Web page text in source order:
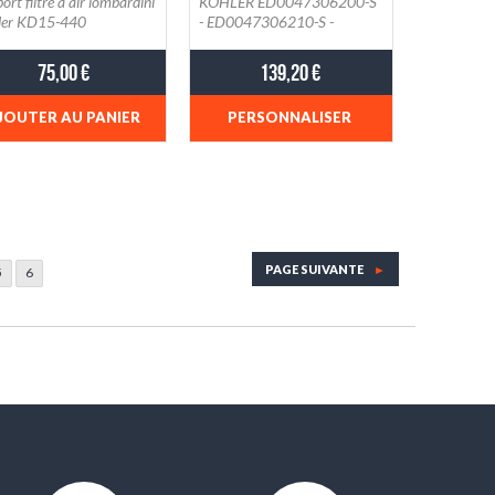
KD15-440
75,00 €
AU PANIER
- ED0047306210-S -
139,20 €
PERSONNALISER
6 PAGE SUIVANTE ►